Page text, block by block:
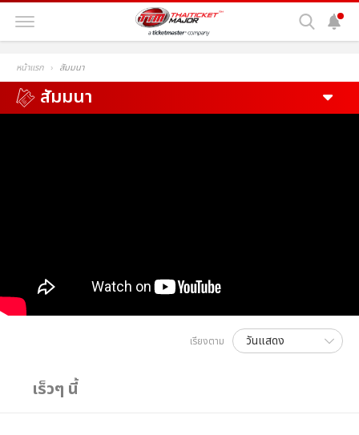
หน้าแรก สัมมนา
สัมมนา
เรียงตาม
เร็วๆ นี้